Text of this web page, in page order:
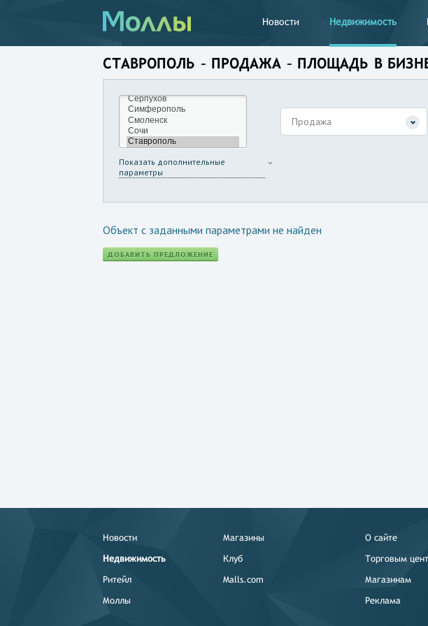
Новости Недвижимость
СТАВРОПОЛЬ – ПРОДАЖА – ПЛОЩАДЬ В
Продажа
Показать дополнительные
параметры
Объект с заданными параметрами не найден
ДОБАВИТЬ ПРЕДЛОЖЕНИЕ
Новости
Недвижимость
Ритейл
Моллы
Магазины
Клуб
Malls.com
О сайте
Торговым
Магазинам
Реклама